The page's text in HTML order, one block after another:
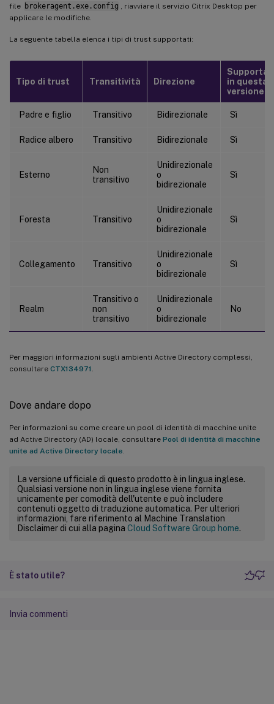
file brokeragent.exe.config
, riavviare il servizio Citrix Desktop per
applicare le modifiche.
La seguente tabella elenca i tipi di trust supportati:
Tipo di trust Transitività Direzione
in questa
versione
Padre e figlio Transitivo Bidirezionale Sì
Radice albero Transitivo Bidirezionale Sì
Esterno
Non
transitivo
Unidirezionale
o
bidirezionale
Sì
Foresta Transitivo
Unidirezionale
o
bidirezionale
Sì
Collegamento Transitivo
Unidirezionale
o
bidirezionale
Sì
Realm
Transitivo o
non
transitivo
Unidirezionale
o
bidirezionale
No
Per maggiori informazioni sugli ambienti Active Directory complessi,
consultare CTX134971
Dove andare dopo
Per informazioni su come creare un pool di identità di macchine unite
ad Active Directory (AD) locale, consultare Pool di identità di macchine
unite ad Active Directory locale
La versione ufficiale di questo prodotto è in lingua inglese.
Qualsiasi versione non in lingua inglese viene fornita
unicamente per comodità dell'utente e può includere
contenuti oggetto di traduzione automatica. Per ulteriori
informazioni, fare riferimento al Machine Translation
Disclaimer di cui alla pagina Cloud Software Group home.
È stato utile?
Invia commenti